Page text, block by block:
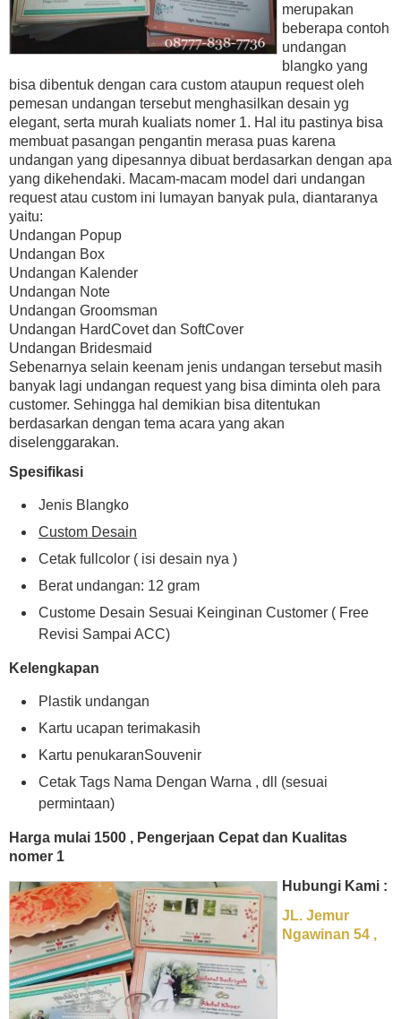
merupakan
beberapa contoh
undangan
blangko yang
bisa dibentuk dengan cara custom ataupun request oleh
pemesan undangan tersebut menghasilkan desain yg
elegant, serta murah kualiats nomer 1. Hal itu pastinya bisa
membuat pasangan pengantin merasa puas karena
undangan yang dipesannya dibuat berdasarkan dengan apa
yang dikehendaki. Macam-macam model dari undangan
request atau custom ini lumayan banyak pula, diantaranya
yaitu:
Undangan Popup
Undangan Box
Undangan Kalender
Undangan Note
Undangan Groomsman
Undangan HardCovet dan SoftCover
Undangan Bridesmaid
Sebenarnya selain keenam jenis undangan tersebut masih
banyak lagi undangan request yang bisa diminta oleh para
customer. Sehingga hal demikian bisa ditentukan
berdasarkan dengan tema acara yang akan
diselenggarakan.
Spesifikasi
Jenis Blangko
Custom Desain
Cetak fullcolor ( isi desain nya )
Berat undangan: 12 gram
Custome Desain Sesuai Keinginan Customer ( Free
Revisi Sampai ACC)
Kelengkapan
Plastik undangan
Kartu ucapan terimakasih
Kartu penukaranSouvenir
Cetak Tags Nama Dengan Warna , dll (sesuai
permintaan)
Harga mulai 1500 , Pengerjaan Cepat dan Kualitas
nomer 1
Hubungi Kami :
JL. Jemur
Ngawinan 54 ,